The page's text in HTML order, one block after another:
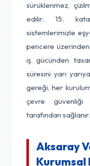
sürüklenmez,
edilir. 15.
sistemlerimizle
pencere
iş gücünden
süresini yarı
gereği, her
çevre güvenliği
tarafından sağlanır.
Aksaray